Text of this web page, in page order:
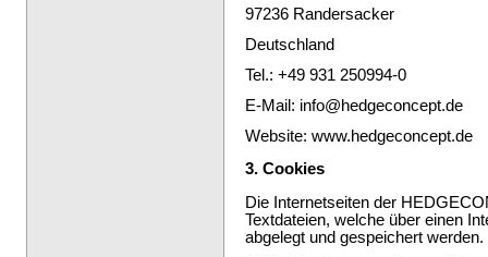
97236 Randersacker
Deutschland
Tel.: +49 931 250994-0
E-Mail: info@hedgeconcept.de
Website: www.hedgeconcept.de
3. Cookies
Die Internetseiten der
Textdateien, welche über einen
abgelegt und gespeichert werden.